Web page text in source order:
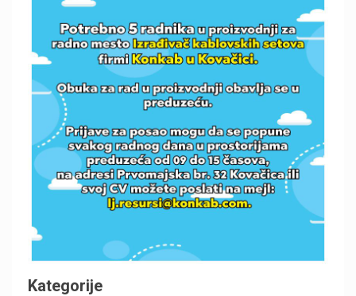
Kategorije